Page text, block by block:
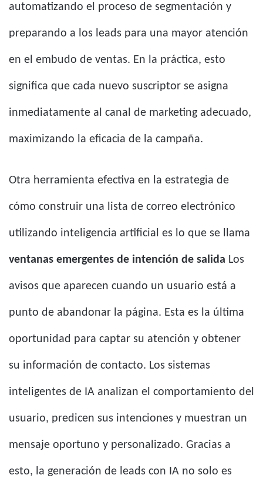
automatizando el proceso de segmentación y
preparando a los leads para una mayor atención
en el embudo de ventas. En la práctica, esto
significa que cada nuevo suscriptor se asigna
inmediatamente al canal de marketing adecuado,
maximizando la eficacia de la campaña.
Otra herramienta efectiva en la estrategia de
cómo construir una lista de correo electrónico
utilizando inteligencia artificial es lo que se llama
ventanas emergentes de intención de salida Los
avisos que aparecen cuando un usuario está a
punto de abandonar la página. Esta es la última
oportunidad para captar su atención y obtener
su información de contacto. Los sistemas
inteligentes de IA analizan el comportamiento del
usuario, predicen sus intenciones y muestran un
mensaje oportuno y personalizado. Gracias a
esto, la generación de leads con IA no solo es